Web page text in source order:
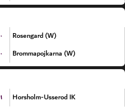
۰
Rosengard (W)
۰ Brommapojkarna (W)
۱ Horsholm-Usserod IK